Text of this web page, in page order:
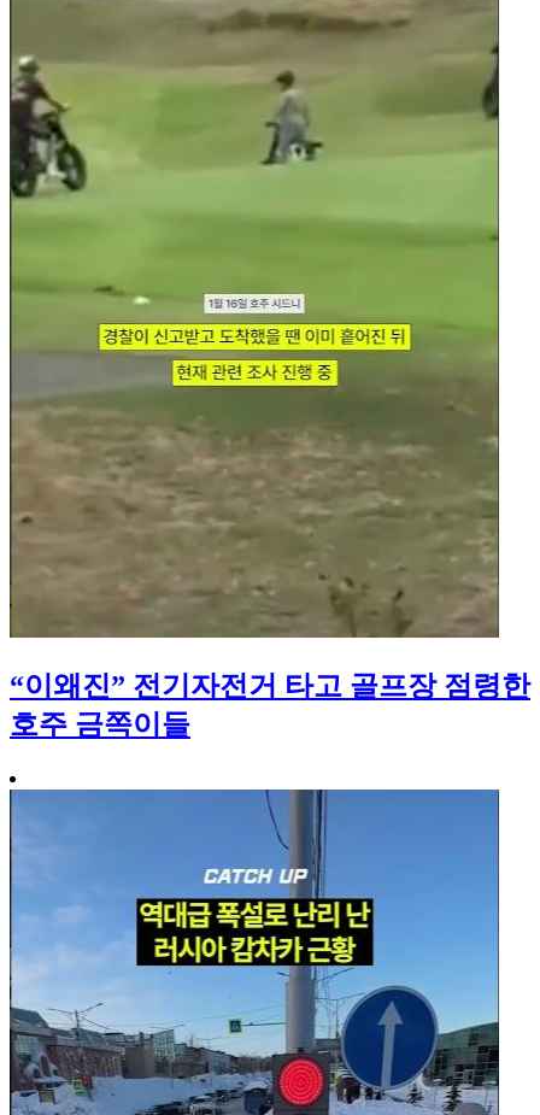
“이왜진” 전기자전거 타고 골프장 점령한
호주 금쪽이들